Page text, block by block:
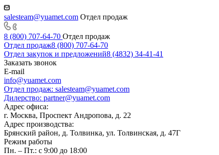
salesteam@yuamet.com Отдел продаж
8 (800) 707-64-70 Отдел продаж
Отдел продаж8 (800) 707-64-70
Отдел закупок и предложений8 (4832) 34-41-41
Заказать звонок
E-mail
info@yuamet.com
Отдел продаж: salesteam@yuamet.com
Дилерство: partner@yuamet.com
Адрес офиса:
г. Москва, Проспект Андропова, д. 22
Адрес производства:
Брянский район, д. Толвинка, ул. Толвинская, д. 47Г
Режим работы
Пн. – Пт.: с 9:00 до 18:00